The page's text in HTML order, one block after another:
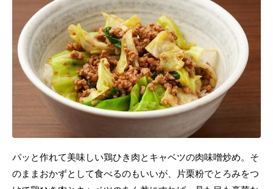
パッと作れて美味しい鶏ひき肉とキャベツの肉味噌炒め。そ
のままおかずとして食べるのもいいが、片栗粉でとろみをつ